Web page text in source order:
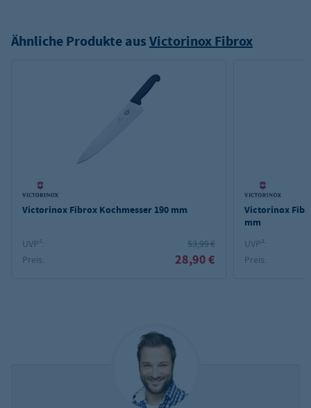
Ähnliche Produkte ausVictorinox Fibrox
Victorinox Fibrox Kochmesser 190 mm
UVP²:
53,99 €
Preis:
28,90 €
Victorinox
mm
UVP²:
Preis: